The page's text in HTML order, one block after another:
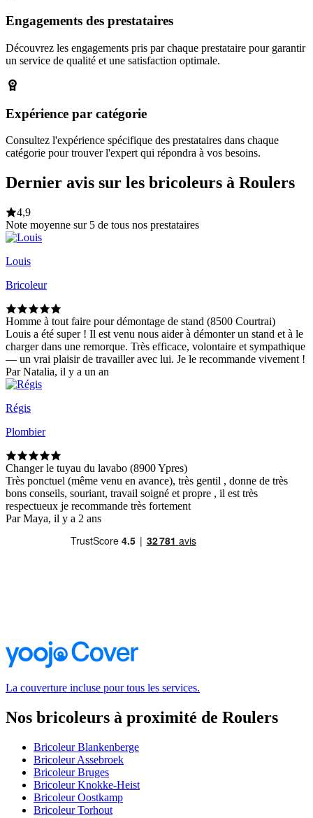
Engagements des prestataires
Découvrez les engagements pris par chaque prestataire pour garantir
un service de qualité et une satisfaction optimale.
Expérience par catégorie
Consultez l'expérience spécifique des prestataires dans chaque
catégorie pour trouver l'expert qui répondra à vos besoins.
Dernier avis sur les bricoleurs à Roulers
4,9
Note moyenne sur 5 de tous nos prestataires
Louis
Bricoleur
Homme à tout faire pour démontage de stand (8500 Courtrai)
Louis a été super ! Il est venu nous aider à démonter un stand et à le
charger dans une remorque. Très efficace, volontaire et sympathique
— un vrai plaisir de travailler avec lui. Je le recommande vivement !
Par Natalia, il y a un an
Régis
Plombier
Changer le tuyau du lavabo (8900 Ypres)
Très ponctuel (même venu en avance), très gentil , donne de très
bons conseils, souriant, travail soigné et propre , il est très
respectueux je recommande très fortement
Par Maya, il y a 2 ans
La couverture incluse pour tous les services.
Nos bricoleurs à proximité de Roulers
Bricoleur Blankenberge
Bricoleur Assebroek
Bricoleur Bruges
Bricoleur Knokke-Heist
Bricoleur Oostkamp
Bricoleur Torhout